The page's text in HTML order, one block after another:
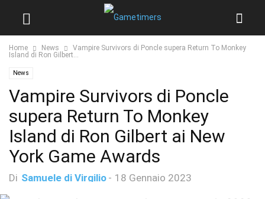
Home News
Vampire Survivors di Poncle supera Return To Monkey
Island di Ron Gilbert...
News
Vampire Survivors di Poncle
supera Return To Monkey
Island di Ron Gilbert ai New
York Game Awards
Di Samuele di Virgilio - 18 Gennaio 2023